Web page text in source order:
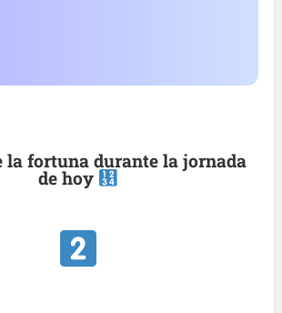
la fortuna durante la jornada
de hoy